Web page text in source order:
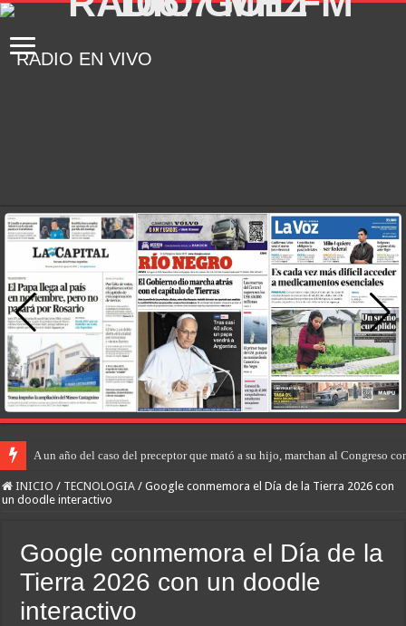
RADIO EN VIVO
A un año del caso del preceptor que mató a su hijo, marchan al Congreso
INICIO / TECNOLOGIA / Google conmemora el Día de la Tierra 2026 con
un doodle interactivo
Google conmemora el Día de la
Tierra 2026 con un doodle
interactivo